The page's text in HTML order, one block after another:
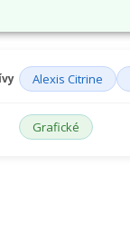
Alexis Citrine
Grafické